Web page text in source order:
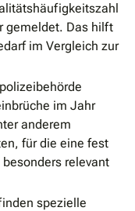
gemeldet. Das hilft
im Vergleich zur
im Jahr
anderem
für die eine fest
relevant
spezielle